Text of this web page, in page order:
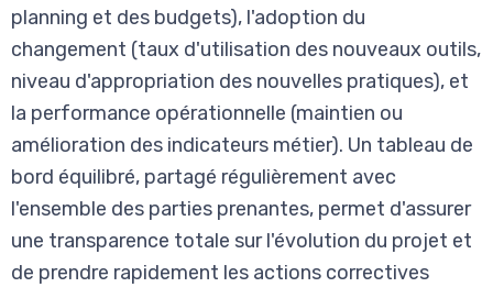
planning et des budgets), l'adoption du
changement (taux d'utilisation des nouveaux outils,
niveau d'appropriation des nouvelles pratiques), et
la performance opérationnelle (maintien ou
amélioration des indicateurs métier). Un tableau de
bord équilibré, partagé régulièrement avec
l'ensemble des parties prenantes, permet d'assurer
une transparence totale sur l'évolution du projet et
de prendre rapidement les actions correctives